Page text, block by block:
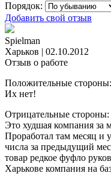
Порядок:
Добавить свой отзыв
Spielman
Харьков | 02.10.2012
Отзыв о работе
Положительные стороны:
Их нет!
Отрицательные стороны:
Это худшая компания за
Проработал там месяц и
числа за предыдущий
товар редкое фуфло
Харькове компания на